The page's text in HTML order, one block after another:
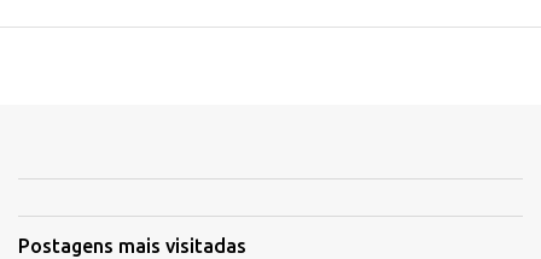
Postagens mais visitadas